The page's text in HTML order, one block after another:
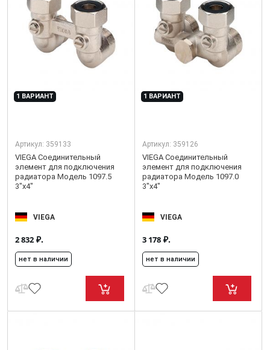
1 ВАРИАНТ
Артикул: 359133
VIEGA Соединительный
элемент для подключения
радиатора Модель 1097.5
3"x4"
VIEGA
2 832 ₽.
нет в наличии
1 ВАРИАНТ
Артикул: 359126
VIEGA Соединительный
элемент для подключения
радиатора Модель 1097.0
3"x4"
VIEGA
3 178 ₽.
нет в наличии